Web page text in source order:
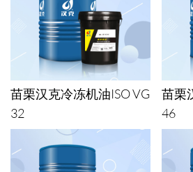
苗栗汉克冷冻机油ISO VG
32
苗栗
46